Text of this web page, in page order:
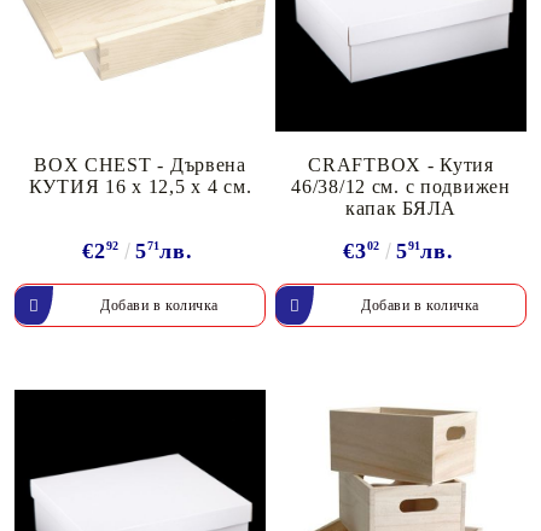
BOX CHEST - Дървена
КУТИЯ 16 х 12,5 х 4 см.
€292 571лв.
CRAFTBOX - Кутия
46/38/12 см. с подвижен
капак БЯЛА
€302 591лв.